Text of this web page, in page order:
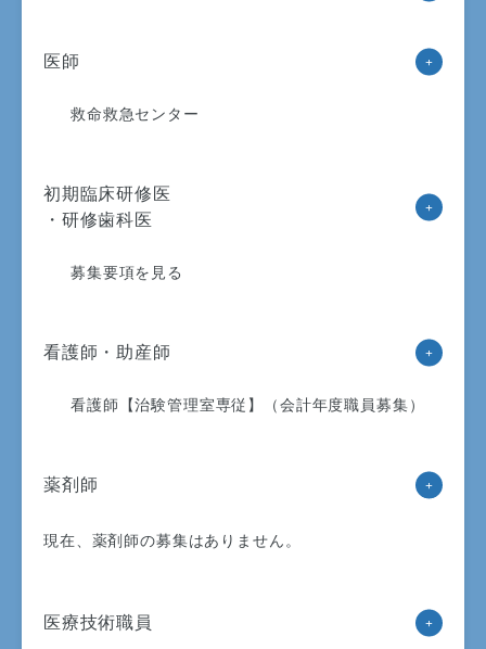
医師
救命救急センター
初期臨床研修医
・研修歯科医
募集要項を見る
看護師・助産師
看護師【治験管理室専従】（会計年度職員募集）
薬剤師
現在、薬剤師の募集はありません。
医療技術職員
月曜日〜金曜日
診察時間
ただし、受付・診療時間は診療科ごとに異なるため、詳しく